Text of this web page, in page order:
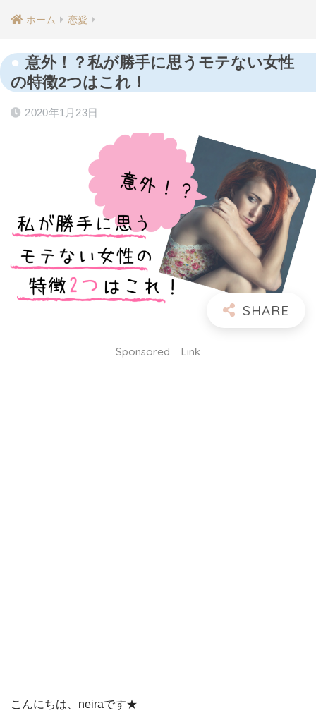
ホーム 恋愛
意外！？私が勝手に思うモテない女性
の特徴2つはこれ！
2020年1月23日
Sponsored Link
こんにちは、neiraです★